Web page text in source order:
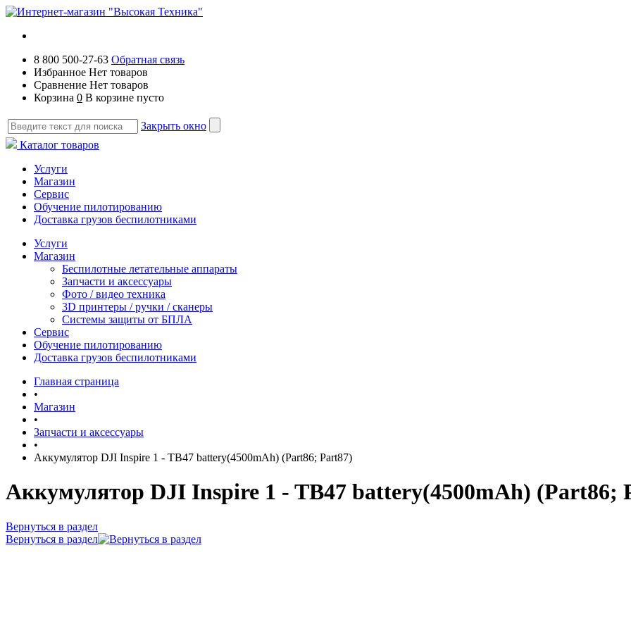
8 800 500-27-63 Обратная связь
Избранное Нет товаров
Сравнение Нет товаров
Корзина 0 В корзине пусто
Закрыть окно
Каталог товаров
Услуги
Магазин
Сервис
Обучение пилотированию
Доставка грузов беспилотниками
Услуги
Магазин
Беспилотные летательные аппараты
Запчасти и аксессуары
Фото / видео техника
3D принтеры / ручки / сканеры
Системы защиты от БПЛА
Сервис
Обучение пилотированию
Доставка грузов беспилотниками
Главная страница
•
Магазин
•
Запчасти и аксессуары
•
Аккумулятор DJI Inspire 1 - TB47 battery(4500mAh) (Part86; Part87)
Аккумулятор DJI Inspire 1 - TB47 battery(4500mAh) (Part86;
Вернуться в раздел
Вернуться в раздел